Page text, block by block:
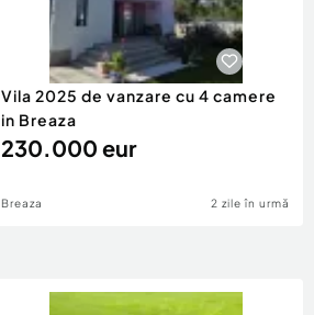
Vila 2025 de vanzare cu 4 camere
in Breaza
230.000 eur
Breaza 2 zile în urmă